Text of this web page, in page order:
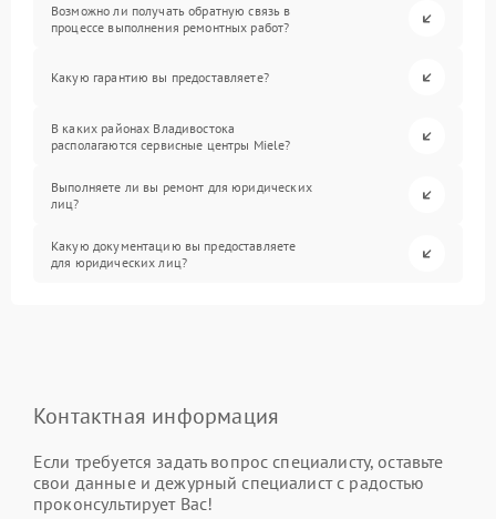
Возможно ли получать обратную связь в
процессе выполнения ремонтных работ?
Какую гарантию вы предоставляете?
В каких районах Владивостока
располагаются сервисные центры Miele?
Выполняете ли вы ремонт для юридических
лиц?
Какую документацию вы предоставляете
для юридических лиц?
Контактная информация
Если требуется задать вопрос специалисту, оставьте
свои данные и дежурный специалист с радостью
проконсультирует Вас!